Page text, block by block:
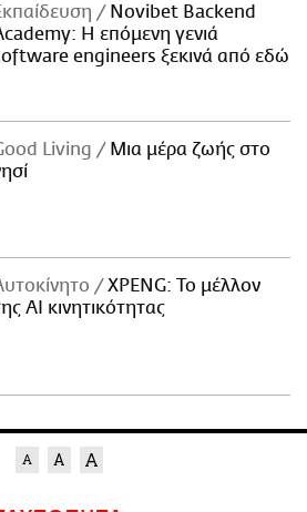
Novibet Backend
Η επόμενη γενιά
engineers ξεκινά από εδώ
Living
Μια μέρα ζωής στο
XPENG: Το μέλλον
AI κινητικότητας